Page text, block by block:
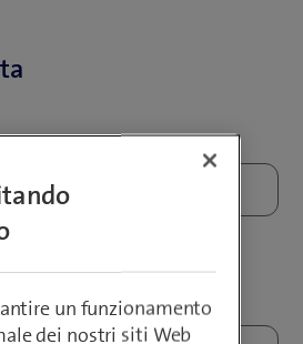
un funzionamento
dei nostri siti Web